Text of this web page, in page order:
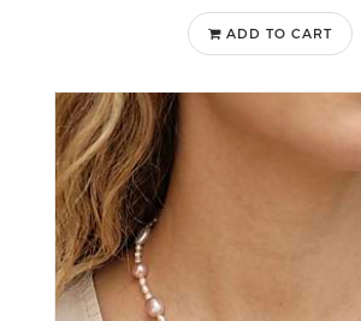
ADD TO CART